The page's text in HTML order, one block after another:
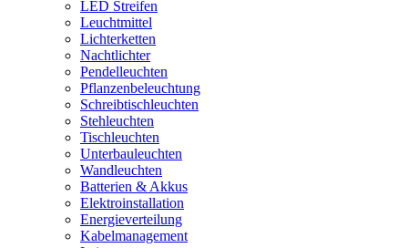
LED Streifen
Leuchtmittel
Lichterketten
Nachtlichter
Pendelleuchten
Pflanzenbeleuchtung
Schreibtischleuchten
Stehleuchten
Tischleuchten
Unterbauleuchten
Wandleuchten
Batterien & Akkus
Elektroinstallation
Energieverteilung
Kabelmanagement